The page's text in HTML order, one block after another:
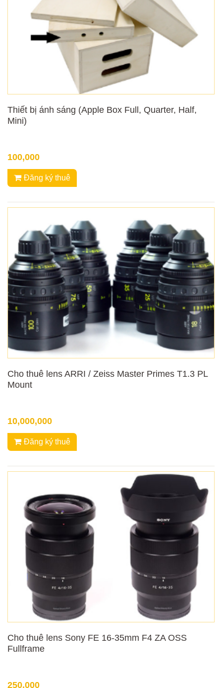
Thiết bị ánh sáng (Apple Box Full, Quarter, Half,
Mini)
100,000
Đăng ký thuê
Cho thuê lens ARRI / Zeiss Master Primes T1.3 PL
Mount
10,000,000
Đăng ký thuê
Cho thuê lens Sony FE 16-35mm F4 ZA OSS
Fullframe
250,000